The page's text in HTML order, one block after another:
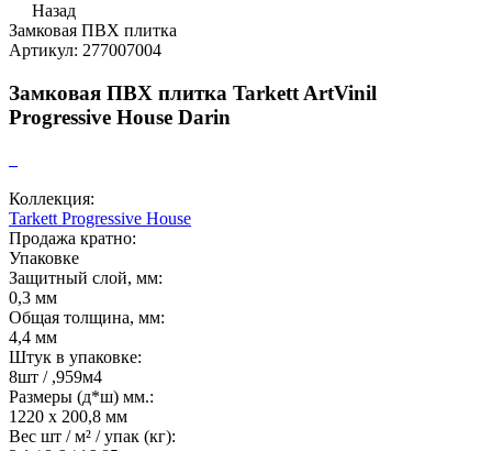
Назад
Замковая ПВХ плитка
Артикул: 277007004
Замковая ПВХ плитка Tarkett ArtVinil
Progressive House Darin
Коллекция:
Tarkett Progressive House
Продажа кратно:
Упаковке
Защитный слой, мм:
0,3 мм
Общая толщина, мм:
4,4 мм
Штук в упаковке:
8шт / ,959м4
Размеры (д*ш) мм.:
1220 x 200,8 мм
Вес шт / м² / упак (кг):